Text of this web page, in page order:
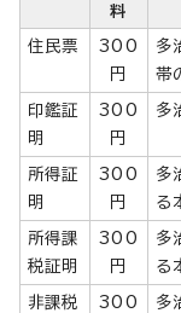
料
住民票
300
円
多
帯
印鑑証
明
300
円
多
所得証
明
300
円
多
る
所得課
税証明
300
円
多
る
非課税
300
多